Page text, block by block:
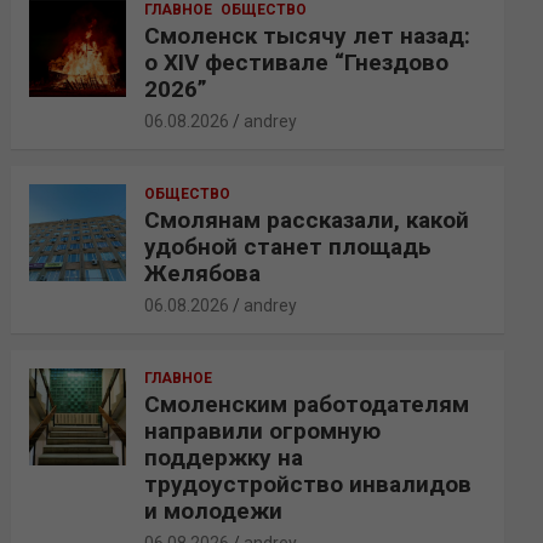
ГЛАВНОЕ ОБЩЕСТВО
Смоленск тысячу лет назад:
о XIV фестивале “Гнездово
2026”
06.08.2026 andrey
ОБЩЕСТВО
Смолянам рассказали, какой
удобной станет площадь
Желябова
06.08.2026 andrey
ГЛАВНОЕ
Смоленским работодателям
направили огромную
поддержку на
трудоустройство инвалидов
и молодежи